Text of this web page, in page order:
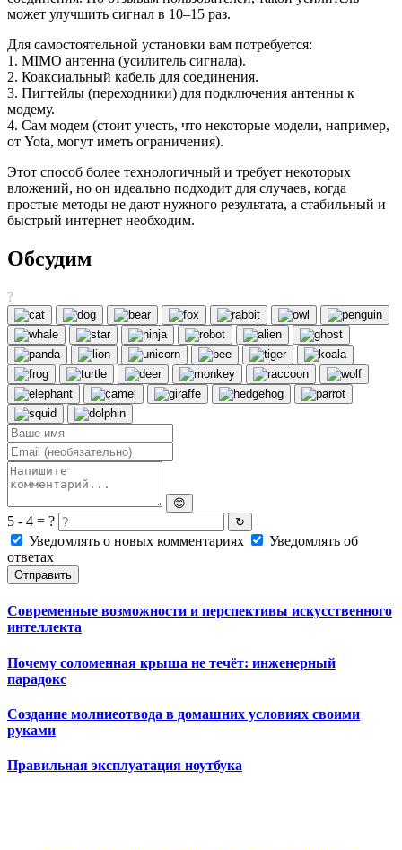
может улучшить сигнал в 10–15 раз.
Для самостоятельной установки вам потребуется:
1. MIMO антенна (усилитель сигнала).
2. Коаксиальный кабель для соединения.
3. Пигтейлы (переходники) для подключения антенны к
модему.
4. Сам модем (стоит учесть, что некоторые модели, например,
от Yota, могут иметь ограничения).
Этот способ более технологичный и требует некоторых
вложений, но он идеально подходит для случаев, когда
простые методы не дают нужного результата, а стабильный и
быстрый интернет необходим.
Обсудим
?
😊
5 - 4 = ? ↻
Уведомлять о новых комментариях
Уведомлять об
ответах
Отправить
Современные возможности и перспективы искусственного
интеллекта
Почему соломенная крыша не течёт: инженерный
парадокс
Создание молниеотвода в домашних условиях своими
руками
Правильная эксплуатация ноутбука